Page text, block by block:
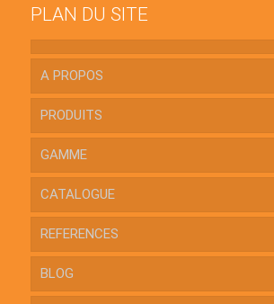
PLAN DU SITE
A PROPOS
PRODUITS
GAMME
CATALOGUE
REFERENCES
BLOG